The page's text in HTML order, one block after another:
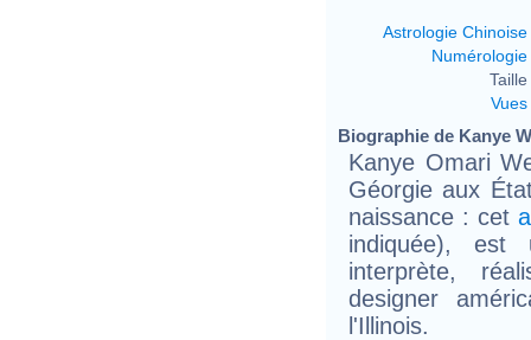
Astrologie Chinoise
Numérologie
Taille
Vues
Biographie de Kanye
Kanye Omari
Géorgie aux
naissance : cet
indiquée), est
interprète,
designer
l'Illinois.